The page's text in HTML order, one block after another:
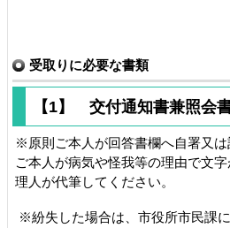
受取りに必要な書類
【1】 交付通知書兼照会
※ 原則ご本人が回答書欄へ自署又は
ご本人が病気や怪我等の理由で文
理人が代筆してください。
※紛失した場合は、市役所市民課